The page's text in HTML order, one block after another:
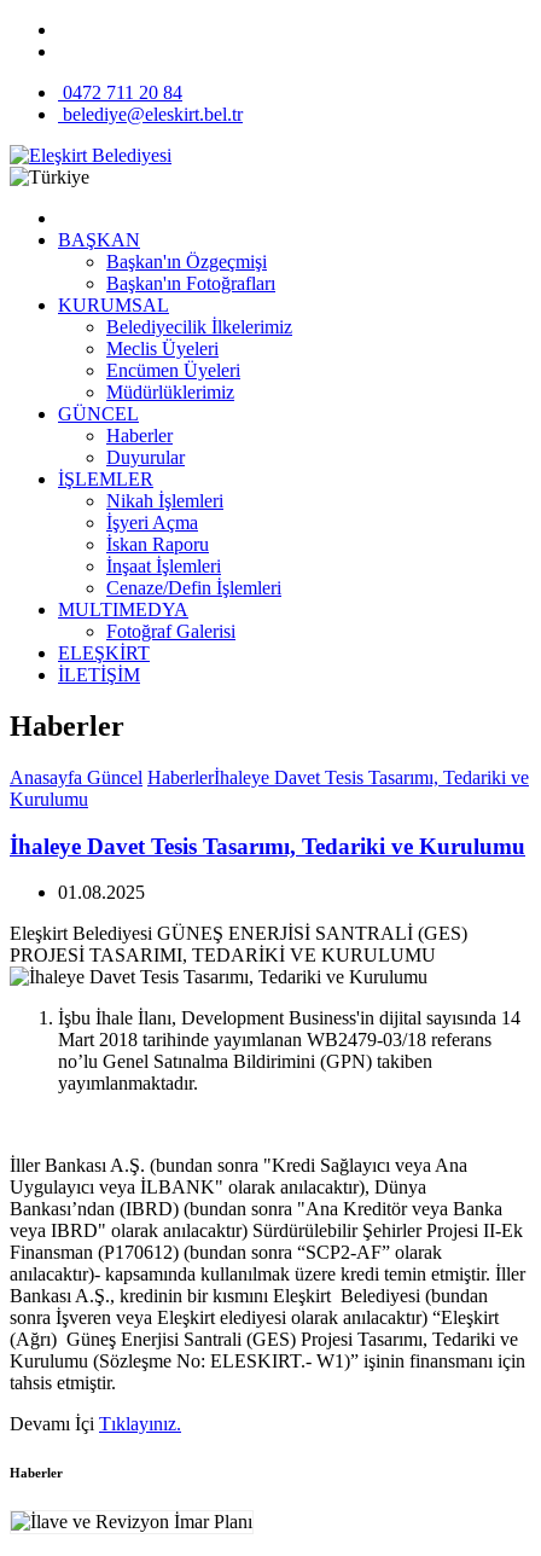
0472 711 20 84
belediye@eleskirt.bel.tr
BAŞKAN
Başkan'ın Özgeçmişi
Başkan'ın Fotoğrafları
KURUMSAL
Belediyecilik İlkelerimiz
Meclis Üyeleri
Encümen Üyeleri
Müdürlüklerimiz
GÜNCEL
Haberler
Duyurular
İŞLEMLER
Nikah İşlemleri
İşyeri Açma
İskan Raporu
İnşaat İşlemleri
Cenaze/Defin İşlemleri
MULTIMEDYA
Fotoğraf Galerisi
ELEŞKİRT
İLETİŞİM
Haberler
Anasayfa Güncel Haberlerİhaleye Davet Tesis Tasarımı, Tedariki ve
Kurulumu
İhaleye Davet Tesis Tasarımı, Tedariki ve Kurulumu
01.08.2025
Eleşkirt Belediyesi GÜNEŞ ENERJİSİ SANTRALİ (GES)
PROJESİ TASARIMI, TEDARİKİ VE KURULUMU
İşbu İhale İlanı, Development Business'in dijital sayısında 14
Mart 2018 tarihinde yayımlanan WB2479-03/18 referans
no’lu Genel Satınalma Bildirimini (GPN) takiben
yayımlanmaktadır.
İller Bankası A.Ş. (bundan sonra "Kredi Sağlayıcı veya Ana
Uygulayıcı veya İLBANK" olarak anılacaktır), Dünya
Bankası’ndan (IBRD) (bundan sonra "Ana Kreditör veya Banka
veya IBRD" olarak anılacaktır) Sürdürülebilir Şehirler Projesi II-Ek
Finansman (P170612) (bundan sonra “SCP2-AF” olarak
anılacaktır)- kapsamında kullanılmak üzere kredi temin etmiştir. İller
Bankası A.Ş., kredinin bir kısmını Eleşkirt Belediyesi (bundan
sonra İşveren veya Eleşkirt elediyesi olarak anılacaktır) “Eleşkirt
(Ağrı) Güneş Enerjisi Santrali (GES) Projesi Tasarımı, Tedariki ve
Kurulumu (Sözleşme No: ELESKIRT.- W1)” işinin finansmanı için
tahsis etmiştir.
Devamı İçi Tıklayınız.
Haberler